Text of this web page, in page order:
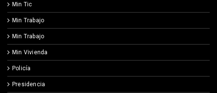
Min Tic
Min Trabajo
Min Trabajo
Min Vivienda
Policía
Presidencia